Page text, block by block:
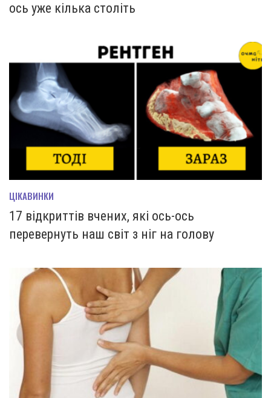
ось уже кілька століть
ЦІКАВИНКИ
17 відкриттів вчених, які ось-ось
перевернуть наш світ з ніг на голову